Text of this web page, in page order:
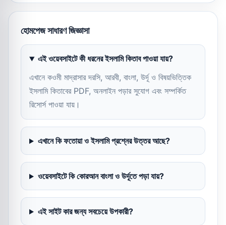
হোমপেজ সাধারণ জিজ্ঞাসা
এই ওয়েবসাইটে কী ধরনের ইসলামি কিতাব পাওয়া যায়?
এখানে কওমী মাদ্রাসার দরসি, আরবী, বাংলা, উর্দূ ও বিষয়ভিত্তিক
ইসলামি কিতাবের PDF, অনলাইন পড়ার সুযোগ এবং সম্পর্কিত
রিসোর্স পাওয়া যায়।
এখানে কি ফতোয়া ও ইসলামি প্রশ্নের উত্তর আছে?
ওয়েবসাইটে কি কোরআন বাংলা ও উর্দূতে পড়া যায়?
এই সাইট কার জন্য সবচেয়ে উপকারী?